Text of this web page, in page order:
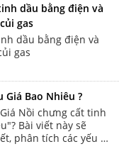
dầu bằng điện và
gas
dầu bằng điện và
gas
Giá Bao Nhiêu ?
Nồi chưng cất tinh
Bài viết này sẽ
phân tích các yếu tố
tính năng. Khám